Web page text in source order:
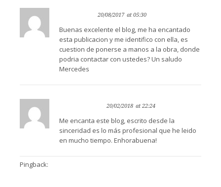
20/08/2017 at 05:30
Buenas excelente el blog, me ha encantado
esta publicacion y me identifico con ella, es
cuestion de ponerse a manos a la obra, donde
podria contactar con ustedes? Un saludo
Mercedes
20/02/2018 at 22:24
Me encanta este blog, escrito desde la
sinceridad es lo más profesional que he leido
en mucho tiempo. Enhorabuena!
Pingback: